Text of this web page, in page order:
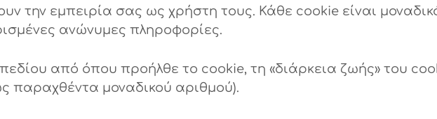
την εμπειρία σας ως χρήστη τους. Κάθε cookie είναι
ανώνυμες πληροφορίες.
από όπου προήλθε το cookie, τη «διάρκεια ζωής» του
παραχθέντα μοναδικού αριθμού).